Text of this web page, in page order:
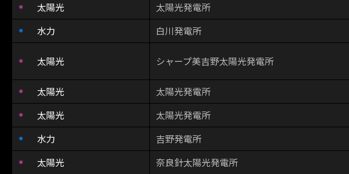
太陽光
太陽光発電所
水力
白川発電所
太陽光 シャープ美吉野太陽光発電所
太陽光 太陽光発電所
太陽光
太陽光発電所
水力
吉野発電所
太陽光
奈良針太陽光発電所